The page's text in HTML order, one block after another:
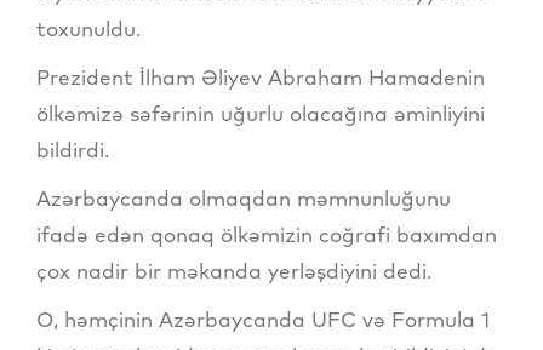
toxunuldu.
Prezident İlham Əliyev Abraham Hamadenin
ölkəmizə səfərinin uğurlu olacağına əminliyini
bildirdi.
Azərbaycanda olmaqdan məmnunluğunu
ifadə edən qonaq ölkəmizin coğrafi baxımdan
çox nadir bir məkanda yerləşdiyini dedi.
O, həmçinin Azərbaycanda UFC və Formula 1